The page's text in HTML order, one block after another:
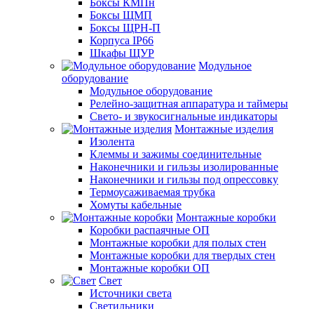
Боксы ЩМП
Боксы ЩРН-П
Корпуса IP66
Шкафы ЩУР
Модульное
оборудование
Модульное оборудование
Релейно-защитная аппаратура и таймеры
Свето- и звукосигнальные индикаторы
Монтажные изделия
Изолента
Клеммы и зажимы соединительные
Наконечники и гильзы изолированные
Наконечники и гильзы под опрессовку
Термоусаживаемая трубка
Хомуты кабельные
Монтажные коробки
Коробки распаячные ОП
Монтажные коробки для полых стен
Монтажные коробки для твердых стен
Монтажные коробки ОП
Свет
Источники света
Светильники